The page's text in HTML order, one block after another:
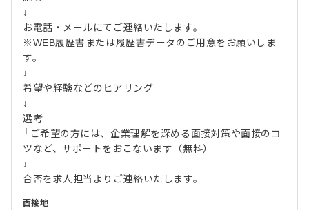
↓
お電話・メールにてご連絡いたします。
※WEB履歴書または履歴書データのご用意をお願いしま
す。
↓
希望や経験などのヒアリング
↓
選考
└ご希望の方には、企業理解を深める面接対策や面接のコ
ツなど、サポートをおこないます（無料）
↓
合否を求人担当よりご連絡いたします。
面接地